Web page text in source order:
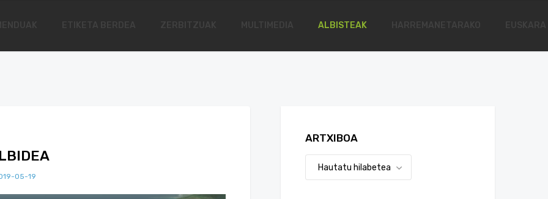
ALBISTEAK
05-19
ARTXIBOA